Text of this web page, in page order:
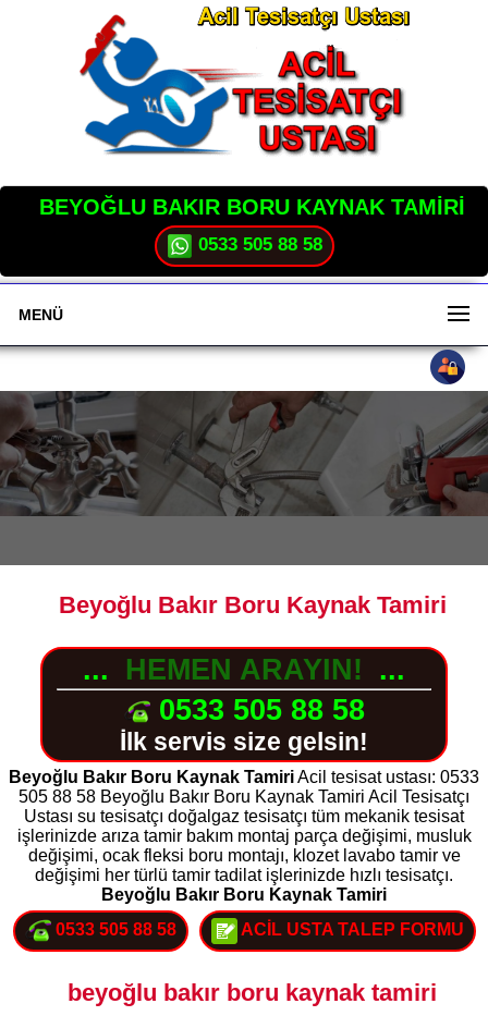
BEYOĞLU BAKIR BORU KAYNAK TAMİRİ
0533 505 88 58
MENÜ
Beyoğlu Bakır Boru Kaynak Tamiri
... HEMEN ARAYIN! ...
0533 505 88 58
İlk servis size gelsin!
Beyoğlu Bakır Boru Kaynak TamiriAcil tesisat ustası: 0533
505 88 58 Beyoğlu Bakır Boru Kaynak Tamiri Acil Tesisatçı
Ustası su tesisatçı doğalgaz tesisatçı tüm mekanik tesisat
işlerinizde arıza tamir bakım montaj parça değişimi, musluk
değişimi, ocak fleksi boru montajı, klozet lavabo tamir ve
değişimi her türlü tamir tadilat işlerinizde hızlı tesisatçı.
Beyoğlu Bakır Boru Kaynak Tamiri
0533 505 88 58
ACİL USTA TALEP FORMU
beyoğlu bakır boru kaynak tamiri